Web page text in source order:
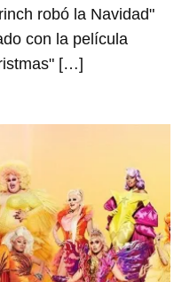
robó la Navidad"
con la película
[…]